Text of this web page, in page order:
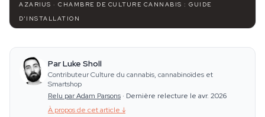
AZARIUS · CHAMBRE DE CULTURE CANNABIS : GUIDE
D'INSTALLATION
Par Luke Sholl
Contributeur Culture du cannabis, cannabinoïdes et
Smartshop
Relu par Adam Parsons · Dernière relecture le avr. 2026
À propos de cet article ↓